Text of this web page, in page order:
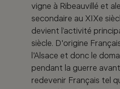
vigne à Ribeauvillé et
secondaire au XIXe
devient l’activité
siècle. D'origine
l'Alsace et donc le
pendant la guerre
redevenir Français tel